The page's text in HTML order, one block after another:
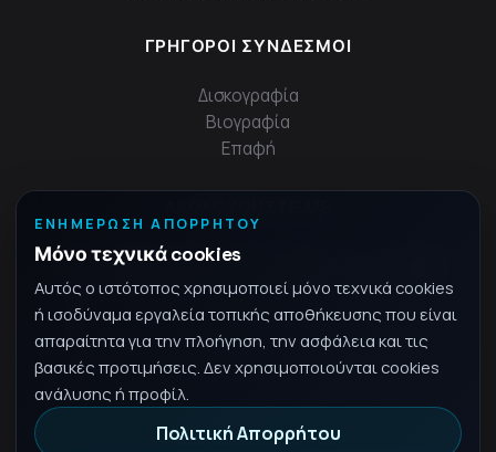
ΓΡΉΓΟΡΟΙ ΣΎΝΔΕΣΜΟΙ
Δισκογραφία
Βιογραφία
Επαφή
ΕΝΗΜΈΡΩΣΗ ΑΠΟΡΡΉΤΟΥ
Μόνο τεχνικά cookies
Αυτός ο ιστότοπος χρησιμοποιεί μόνο τεχνικά cookies
ή ισοδύναμα εργαλεία τοπικής αποθήκευσης που είναι
απαραίτητα για την πλοήγηση, την ασφάλεια και τις
βασικές προτιμήσεις. Δεν χρησιμοποιούνται cookies
ανάλυσης ή προφίλ.
Πολιτική Απορρήτου